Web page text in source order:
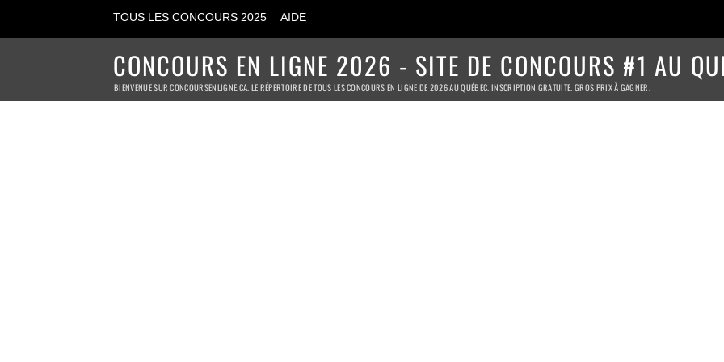
TOUS LES CONCOURS 2025 AIDE
CONCOURS EN LIGNE 2026 - SITE DE CONCOURS #1 AU
BIENVENUE SUR CONCOURSENLIGNE.CA. LE RÉPERTOIRE DE TOUS LES CONCOURS EN LIGNE DE 2026 AU QUÉBEC. INSCRIPTION GRATUITE. GROS PRIX À GAGNER.